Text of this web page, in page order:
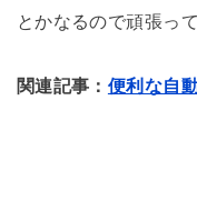
とかなるので頑張っ
関連記事： 便利な自